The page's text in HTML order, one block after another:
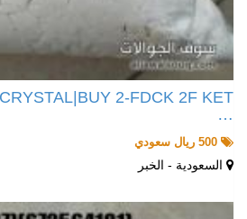
2-FDCK 2F KET
…
السعودية - الخبر